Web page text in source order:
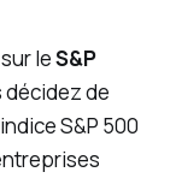
leS&P
de
S&P 500